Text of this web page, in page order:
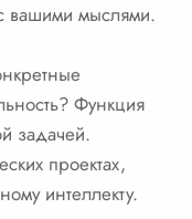
вашими мыслями.
Функция
задачей.
проектах,
интеллекту.